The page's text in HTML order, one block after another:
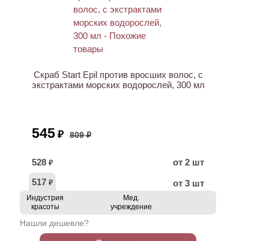
Скраб Start Epil против вросших волос, с
экстрактами морских водорослей, 300 мл
545 ₽ 809 ₽
528 ₽
от 2 шт
517 ₽ от 3 шт
Индустрия
красоты
Мед.
учреждение
Нашли дешевле?